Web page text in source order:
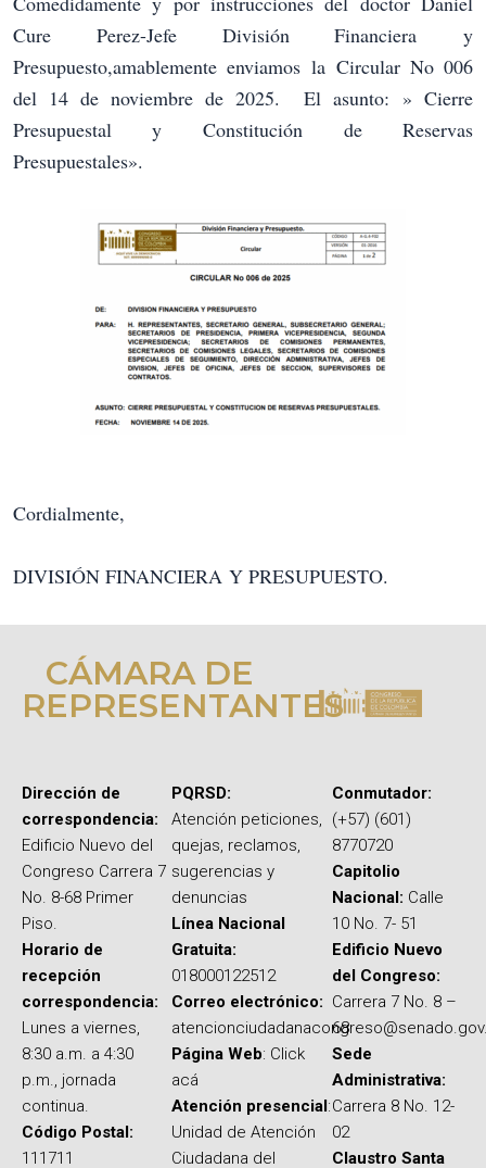
Cure Perez-Jefe División Financiera y
Presupuesto,amablemente enviamos la Circular No 006
del 14 de noviembre de 2025. El asunto: » Cierre
Presupuestal y Constitución de Reservas
Presupuestales».
Cordialmente,
DIVISIÓN FINANCIERA Y PRESUPUESTO.
CÁMARA DE
REPRESENTANTES
Dirección de
correspondencia:
Edificio Nuevo del
Congreso Carrera 7
No. 8-68 Primer
Piso.
Horario de
recepción
correspondencia:
Lunes a viernes,
8:30 a.m. a 4:30
p.m., jornada
continua.
Código Postal:
111711
PQRSD:
Atención peticiones,
quejas, reclamos,
sugerencias y
denuncias
Línea Nacional
Gratuita:
018000122512
Correo electrónico:
Página Web: Click
acá
Atención presencial:
Unidad de Atención
Ciudadana del
Conmutador:
(+57) (601)
8770720
Capitolio
Nacional: Calle
10 No. 7- 51
Edificio Nuevo
del Congreso:
Carrera 7 No. 8 –
68
Sede
Administrativa:
Carrera 8 No. 12-
02
Claustro Santa